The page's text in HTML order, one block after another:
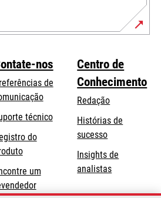
nos
de
técnicoopens
do
um
Centro de
Conhecimento
Redação
Histórias de
sucesso
Insights de
analistas